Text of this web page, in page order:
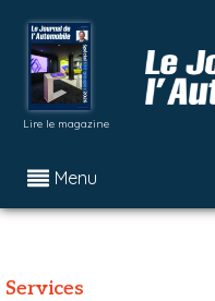
Lire le magazine
Menu
Services